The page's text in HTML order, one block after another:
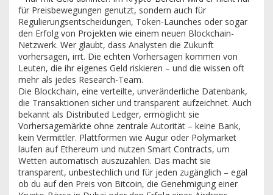
für Preisbewegungen genutzt, sondern auch für
Regulierungsentscheidungen, Token-Launches oder sogar
den Erfolg von Projekten wie einem neuen Blockchain-
Netzwerk. Wer glaubt, dass Analysten die Zukunft
vorhersagen, irrt. Die echten Vorhersagen kommen von
Leuten, die ihr eigenes Geld riskieren – und die wissen oft
mehr als jedes Research-Team.
Die Blockchain, eine verteilte, unveränderliche Datenbank,
die Transaktionen sicher und transparent aufzeichnet. Auch
bekannt als Distributed Ledger, ermöglicht sie
Vorhersagemärkte ohne zentrale Autorität – keine Bank,
kein Vermittler. Plattformen wie Augur oder Polymarket
laufen auf Ethereum und nutzen Smart Contracts, um
Wetten automatisch auszuzahlen. Das macht sie
transparent, unbestechlich und für jeden zugänglich – egal
ob du auf den Preis von Bitcoin, die Genehmigung einer